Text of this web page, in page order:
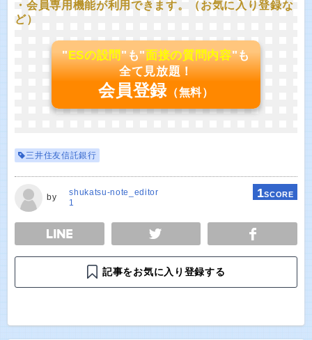
・会員専用機能が利用できます。（お気に入り登録な
ど）
"ESの設問"も"面接の質問内容"も
全て見放題！
会員登録 （無料）
三井住友信託銀行
by
shukatsu-note_editor
1
1SCORE
TWEET
記事をお気に入り登録する